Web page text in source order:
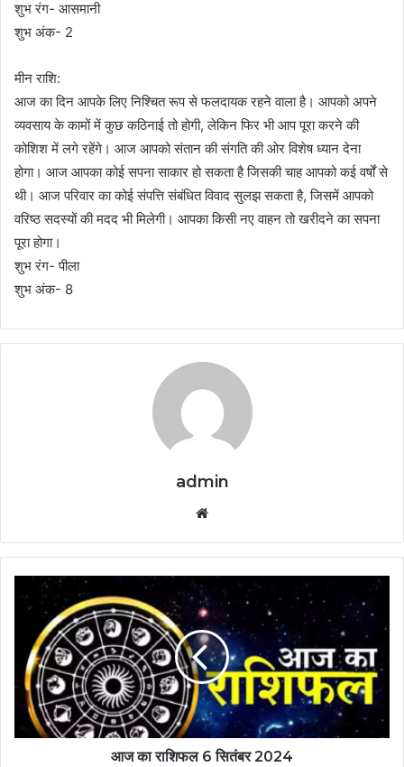
शुभ रंग- आसमानी
शुभ अंक- 2
मीन राशि:
आज का दिन आपके लिए निश्चित रूप से फलदायक रहने वाला है। आपको अपने
व्यवसाय के कामों में कुछ कठिनाई तो होगी, लेकिन फिर भी आप पूरा करने की
कोशिश में लगे रहेंगे। आज आपको संतान की संगति की ओर विशेष ध्यान देना
होगा। आज आपका कोई सपना साकार हो सकता है जिसकी चाह आपको कई वर्षों से
थी। आज परिवार का कोई संपत्ति संबंधित विवाद सुलझ सकता है, जिसमें आपको
वरिष्ठ सदस्यों की मदद भी मिलेगी। आपका किसी नए वाहन तो खरीदने का सपना
पूरा होगा।
शुभ रंग- पीला
शुभ अंक- 8
admin
आज का राशिफल 6 सितंबर 2024